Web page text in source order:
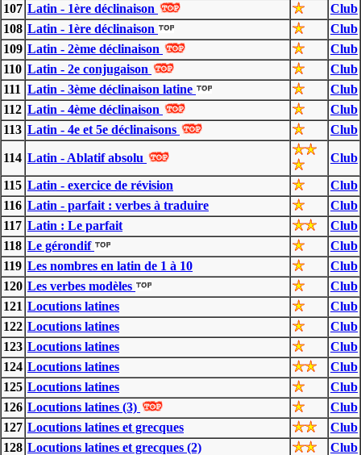
107 Latin - 1ère déclinaison
Club
108 Latin - 1ère déclinaison
Club
109 Latin - 2ème déclinaison
Club
110 Latin - 2e conjugaison
Club
111 Latin - 3ème déclinaison latine
Club
112 Latin - 4ème déclinaison
Club
113 Latin - 4e et 5e déclinaisons Club
114 Latin - Ablatif absolu
Club
115 Latin - exercice de révision
Club
116 Latin - parfait : verbes à traduire
Club
117 Latin : Le parfait
Club
118 Le gérondif
Club
119 Les nombres en latin de 1 à 10
Club
120 Les verbes modèles
Club
121 Locutions latines
Club
122 Locutions latines
Club
123 Locutions latines
Club
124 Locutions latines
Club
125 Locutions latines
Club
126 Locutions latines (3)
Club
127 Locutions latines et grecques
Club
128 Locutions latines et grecques (2)
Club